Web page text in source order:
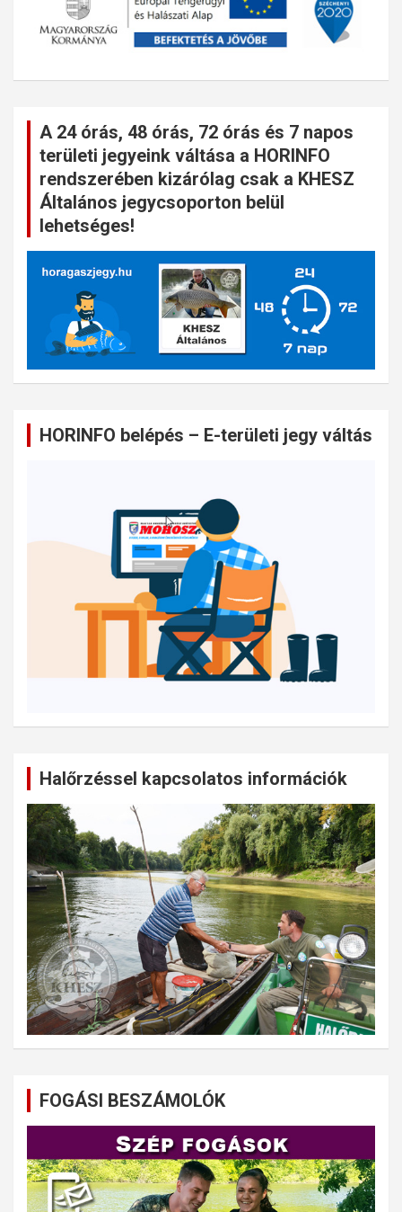
A 24 órás, 48 órás, 72 órás és 7 napos
területi jegyeink váltása a HORINFO
rendszerében kizárólag csak a KHESZ
Általános jegycsoporton belül
lehetséges!
HORINFO belépés – E-területi jegy váltás
Halőrzéssel kapcsolatos információk
FOGÁSI BESZÁMOLÓK